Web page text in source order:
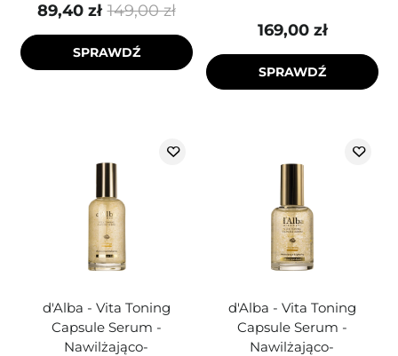
149,00 zł
89,40 zł
SPRAWDŹ
169,00 zł
SPRAWDŹ
d'Alba - Vita Toning
Capsule Serum -
Nawilżająco-
d'Alba - Vita Toning
Capsule Serum -
Nawilżająco-